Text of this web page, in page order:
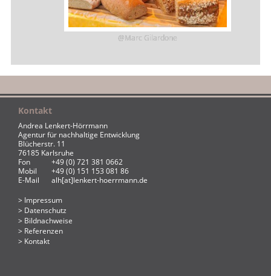
@Marc Gilardone
Kontakt
Andrea Lenkert-Hörrmann
Agentur für nachhaltige Entwicklung
Blücherstr. 11
76185 Karlsruhe
Fon
+49 (0) 721 381 0662
Mobil
+49 (0) 151 153 081 86
E-Mail
alh[at]lenkert-hoerrmann.de
Impressum
Datenschutz
Bildnachweise
Referenzen
Kontakt